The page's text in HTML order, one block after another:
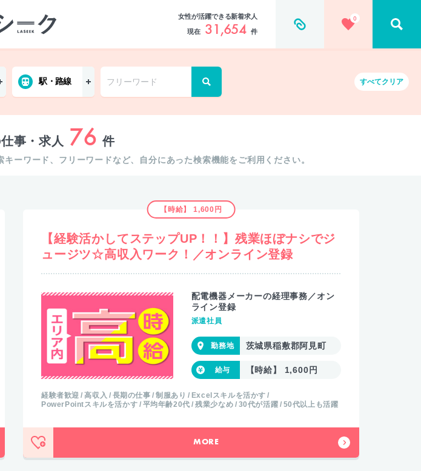
女性が活躍できる新着求人
現在 31,654 件
0
駅・路線 すべてクリア
事・求人 76 件
ーワード、フリーワードなど、自分にあった検索機能をご利用ください。
【時給】 1,600円
【経験活かしてステップUP！！】残業ほぼナシでジ
ュージツ☆高収入ワーク！／オンライン登録
配電機器メーカーの経理事務／オン
ライン登録
派遣社員
茨城県稲敷郡阿見町
【時給】 1,600円
経験者歓迎 高収入 長期の仕事 制服あり
Excelスキルを活かす
PowerPointスキルを活かす
平均年齢20代 残業少なめ 30代が活躍 50代以上も活躍
MORE